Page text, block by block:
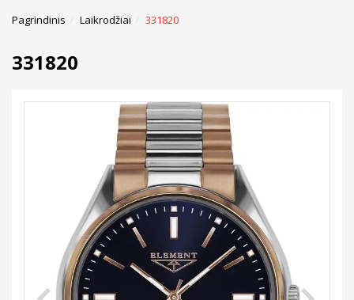
Pagrindinis Laikrodžiai 331820
331820